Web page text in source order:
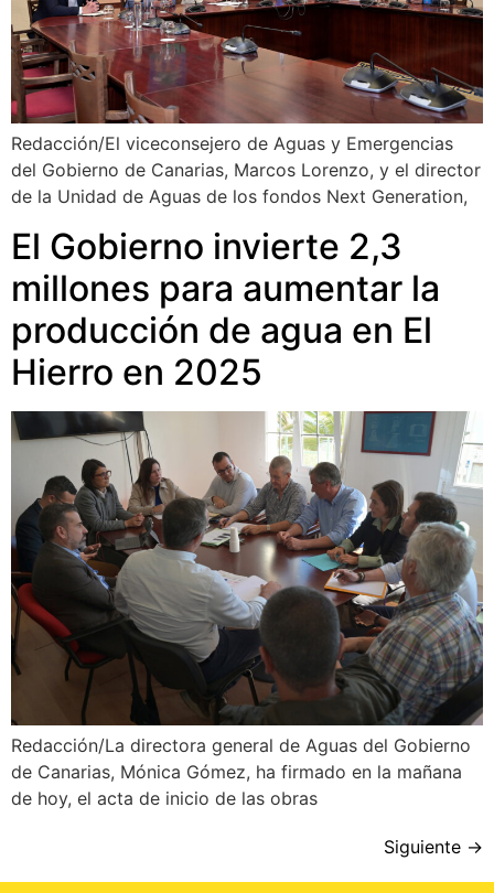
Redacción/El viceconsejero de Aguas y Emergencias
del Gobierno de Canarias, Marcos Lorenzo, y el director
de la Unidad de Aguas de los fondos Next Generation,
El Gobierno invierte 2,3
millones para aumentar la
producción de agua en El
Hierro en 2025
Redacción/La directora general de Aguas del Gobierno
de Canarias, Mónica Gómez, ha firmado en la mañana
de hoy, el acta de inicio de las obras
Siguiente →